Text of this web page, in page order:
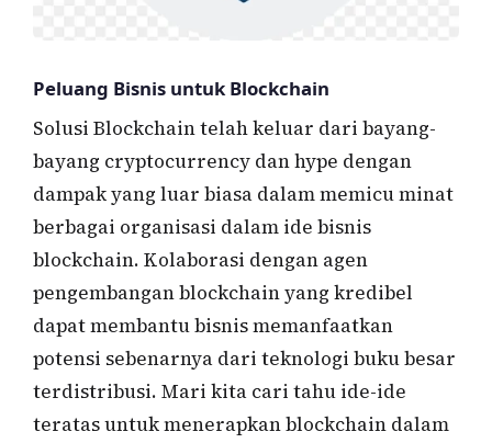
Peluang Bisnis untuk Blockchain
Solusi Blockchain telah keluar dari bayang-
bayang cryptocurrency dan hype dengan
dampak yang luar biasa dalam memicu minat
berbagai organisasi dalam ide bisnis
blockchain. Kolaborasi dengan agen
pengembangan blockchain yang kredibel
dapat membantu bisnis memanfaatkan
potensi sebenarnya dari teknologi buku besar
terdistribusi. Mari kita cari tahu ide-ide
teratas untuk menerapkan blockchain dalam